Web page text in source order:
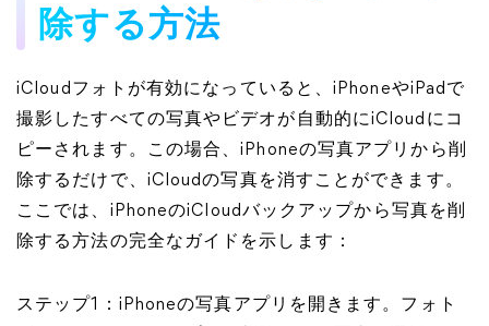
除する方法
iCloudフォトが有効になっていると、iPhoneやiPadで
撮影したすべての写真やビデオが自動的にiCloudにコ
ピーされます。この場合、iPhoneの写真アプリから削
除するだけで、iCloudの写真を消すことができます。
ここでは、iPhoneのiCloudバックアップから写真を削
除する方法の完全なガイドを示します：
ステップ1：iPhoneの写真アプリを開きます。フォト